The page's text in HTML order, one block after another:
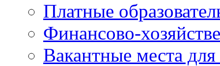
Платные
Финансово-
Вакантные места